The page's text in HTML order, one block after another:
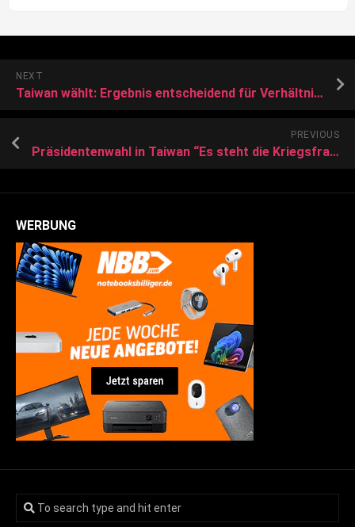
NEXT
Taiwan wählt: Ergebnis entscheidend für Verhältnis zu China
PREVIOUS
Präsidentenwahl in Taiwan “Es steht die Kriegsfrage im Raum”
WERBUNG